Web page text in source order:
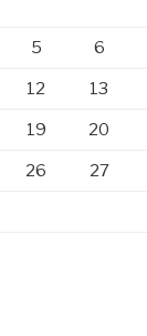
5 6
12 13
19 20
26 27